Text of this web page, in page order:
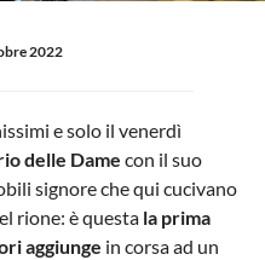
2022
e solo il venerdì
delle Dame con il suo
signore che qui cucivano
rione: è questala prima
aggiunge in corsa ad un